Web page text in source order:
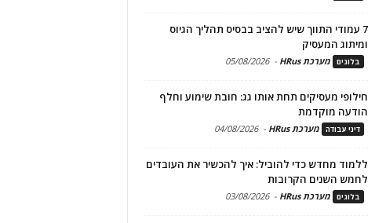
7 עמודי התווך שיש להציב בבסיס תהליך הגיוס
ומיתוג המעסיק
בלוגים מערכת HRus -
05/08/2026
חילופי מעסיקים תחת אותו גג: חובת שימוע וחלף
הודעה מוקדמת
דיני עבודה מערכת HRus -
04/08/2026
ללמוד מחדש כדי להוביל: איך להכשיר את העובדים
לחמש השנים הקרובות
בלוגים מערכת HRus -
03/08/2026